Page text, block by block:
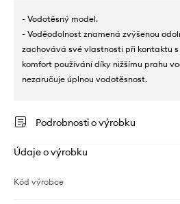
- Vodotěsný model.
- Voděodolnost znamená zvýšenou
zachovává své vlastnosti při kontaktu
komfort používání díky nižšímu prahu
nezaručuje úplnou vodotěsnost.
Podrobnosti o výrobku
Údaje o výrobku
Kód výrobce